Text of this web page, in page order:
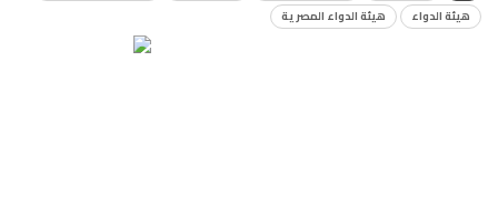
هيئة الدواء
هيئة الدواء المصرية